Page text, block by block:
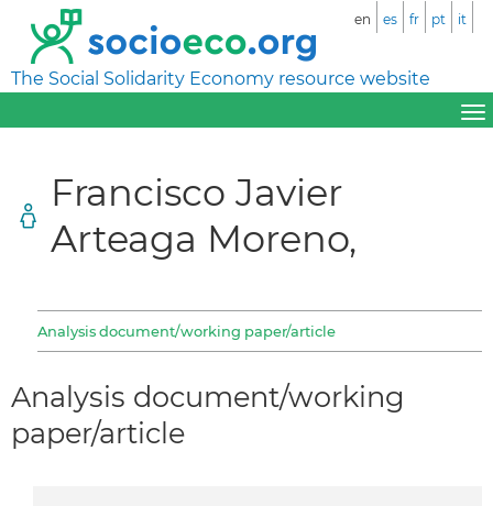
The Social Solidarity Economy resource website
en es fr pt it
Francisco Javier
Arteaga Moreno,
Analysis document/working paper/article
Analysis document/working
paper/article